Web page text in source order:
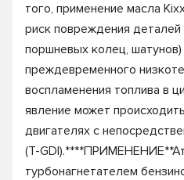
того, применение масла
риск повреждения деталей
поршневых колец, шатунов)
преждевременного
воспламенения топлива в
явление может
двигателях с
(T-
турбонагнетателем